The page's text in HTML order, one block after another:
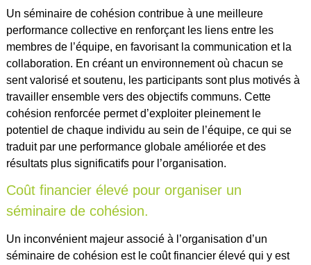
Un séminaire de cohésion contribue à une meilleure
performance collective en renforçant les liens entre les
membres de l’équipe, en favorisant la communication et la
collaboration. En créant un environnement où chacun se
sent valorisé et soutenu, les participants sont plus motivés à
travailler ensemble vers des objectifs communs. Cette
cohésion renforcée permet d’exploiter pleinement le
potentiel de chaque individu au sein de l’équipe, ce qui se
traduit par une performance globale améliorée et des
résultats plus significatifs pour l’organisation.
Coût financier élevé pour organiser un
séminaire de cohésion.
Un inconvénient majeur associé à l’organisation d’un
séminaire de cohésion est le coût financier élevé qui y est